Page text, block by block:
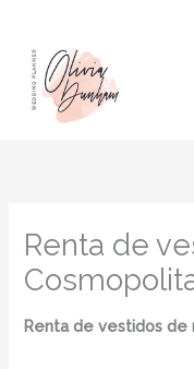
contenido
Renta de
Renta de vestidos de